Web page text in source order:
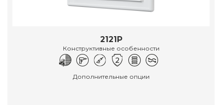
2121Р
Конструктивные особенности
Дополнительные опции